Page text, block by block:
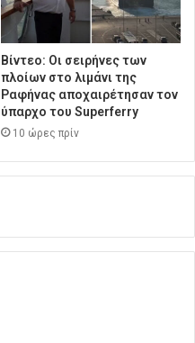
Βίντεο: Οι σειρήνες των
πλοίων στο λιμάνι της
Ραφήνας αποχαιρέτησαν τον
ύπαρχο του Superferry
10 ώρες πρίν